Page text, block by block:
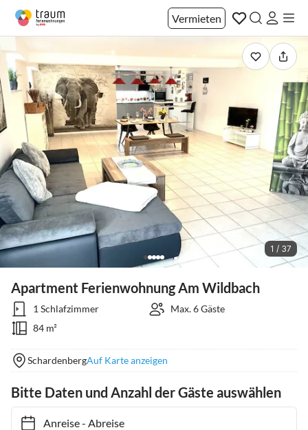
Vermieten
1 / 37
Apartment Ferienwohnung Am Wildbach
1 Schlafzimmer
Max. 6 Gäste
84 m²
SchardenbergAuf Karte anzeigen
Bitte Daten und Anzahl der Gäste auswählen
Anreise- Abreise